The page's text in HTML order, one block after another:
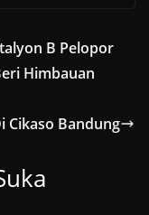
B Pelopor
Himbauan
Cikaso Bandung